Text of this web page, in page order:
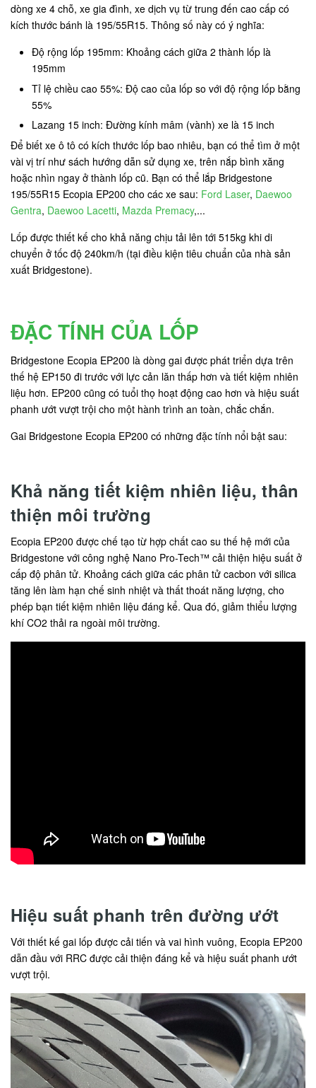
dòng xe 4 chỗ, xe gia đình, xe dịch vụ từ trung đến cao cấp có
kích thước bánh là 195/55R15. Thông số này có ý nghĩa:
Độ rộng lốp 195mm: Khoảng cách giữa 2 thành lốp là
195mm
Tỉ lệ chiều cao 55%: Độ cao của lốp so với độ rộng lốp bằng
55%
Lazang 15 inch: Đường kính mâm (vành) xe là 15 inch
Để biết xe ô tô có kích thước lốp bao nhiêu, bạn có thể tìm ở một
vài vị trí như sách hướng dẫn sử dụng xe, trên nắp bình xăng
hoặc nhìn ngay ở thành lốp cũ. Bạn có thể lắp Bridgestone
195/55R15 Ecopia EP200 cho các xe sau: Ford Laser, Daewoo
Gentra, Daewoo Lacetti, Mazda Premacy,...
Lốp được thiết kế cho khả năng chịu tải lên tới 515kg khi di
chuyển ở tốc độ 240km/h (tại điều kiện tiêu chuẩn của nhà sản
xuất Bridgestone).
ĐẶC TÍNH CỦA LỐP
Bridgestone Ecopia EP200 là dòng gai được phát triển dựa trên
thế hệ EP150 đi trước với lực cản lăn thấp hơn và tiết kiệm nhiên
liệu hơn. EP200 cũng có tuổi thọ hoạt động cao hơn và hiệu suất
phanh ướt vượt trội cho một hành trình an toàn, chắc chắn.
Gai Bridgestone Ecopia EP200 có những đặc tính nổi bật sau:
Khả năng tiết kiệm nhiên liệu, thân
thiện môi trường
Ecopia EP200 được chế tạo từ hợp chất cao su thế hệ mới của
Bridgestone với công nghệ Nano Pro-Tech™ cải thiện hiệu suất ở
cấp độ phân tử. Khoảng cách giữa các phân tử cacbon với silica
tăng lên làm hạn chế sinh nhiệt và thất thoát năng lượng, cho
phép bạn tiết kiệm nhiên liệu đáng kể. Qua đó, giảm thiểu lượng
khí CO2 thải ra ngoài môi trường.
Hiệu suất phanh trên đường ướt
Với thiết kế gai lốp được cải tiến và vai hình vuông, Ecopia EP200
dẫn đầu với RRC được cải thiện đáng kể và hiệu suất phanh ướt
vượt trội.